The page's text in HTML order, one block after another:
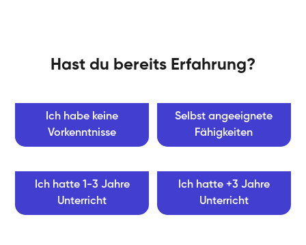
Hast du bereits Erfahrung?
Ich habe keine
Vorkenntnisse
Selbst angeeignete
Fähigkeiten
Ich hatte 1-3 Jahre
Unterricht
Ich hatte +3 Jahre
Unterricht